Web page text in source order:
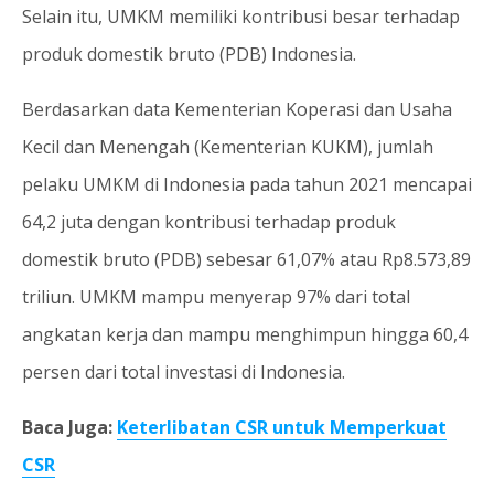
Selain itu, UMKM memiliki kontribusi besar terhadap
produk domestik bruto (PDB) Indonesia.
Berdasarkan data Kementerian Koperasi dan Usaha
Kecil dan Menengah (Kementerian KUKM), jumlah
pelaku UMKM di Indonesia pada tahun 2021 mencapai
64,2 juta dengan kontribusi terhadap produk
domestik bruto (PDB) sebesar 61,07% atau Rp8.573,89
triliun. UMKM mampu menyerap 97% dari total
angkatan kerja dan mampu menghimpun hingga 60,4
persen dari total investasi di Indonesia.
Baca Juga: Keterlibatan CSR untuk Memperkuat
CSR